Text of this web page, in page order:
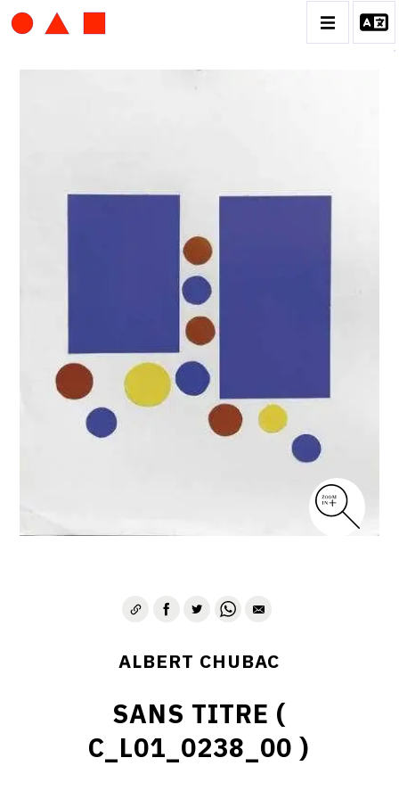
BIOGRAPHIE
CATALOGUE DES OEUVRES
CONTACT
ALBERT CHUBAC
SANS TITRE (
C_L01_0238_00 )